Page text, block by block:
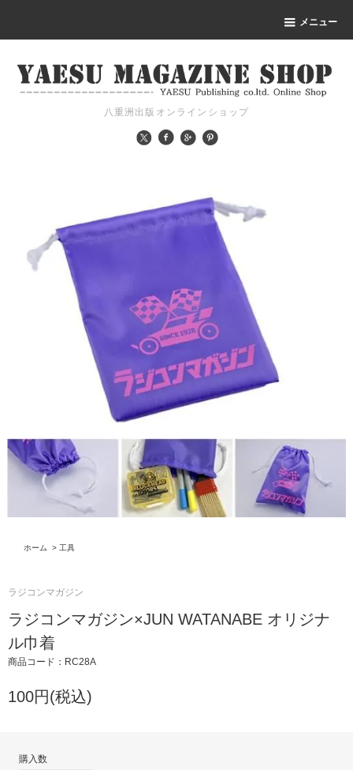
メニュー
八重洲出版オンラインショップ
ホーム > 工具
ラジコンマガジン
ラジコンマガジン×JUN WATANABE オリジナ
ル巾着
商品コード：RC28A
100円(税込)
購入数